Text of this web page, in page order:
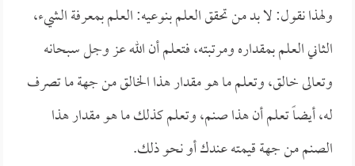
ولهذا نقول: لا بد من تحقق العلم بنوعيه: العلم بمعرفة الشيء،
الثاني العلم بمقداره ومرتبته، فتعلم أن الله عز وجل سبحانه
وتعالى خالق، وتعلم ما هو مقدار هذا الخالق من جهة ما تصرف
له، أيضاً تعلم أن هذا صنم، وتعلم كذلك ما هو مقدار هذا
الصنم من جهة قيمته عندك أو نحو ذلك.